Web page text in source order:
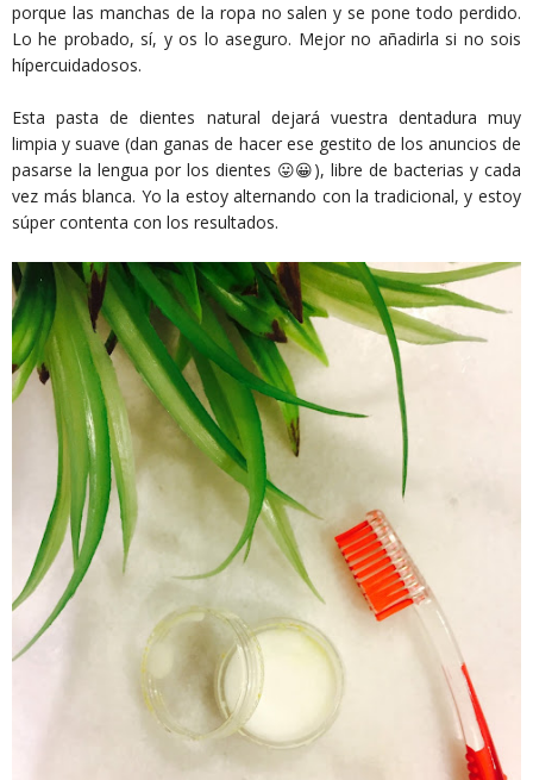
porque las manchas de la ropa no salen y se pone todo perdido.
Lo he probado, sí, y os lo aseguro. Mejor no añadirla si no sois
hípercuidadosos.
Esta pasta de dientes natural dejará vuestra dentadura muy
limpia y suave (dan ganas de hacer ese gestito de los anuncios de
pasarse la lengua por los dientes 😛😀), libre de bacterias y cada
vez más blanca. Yo la estoy alternando con la tradicional, y estoy
súper contenta con los resultados.